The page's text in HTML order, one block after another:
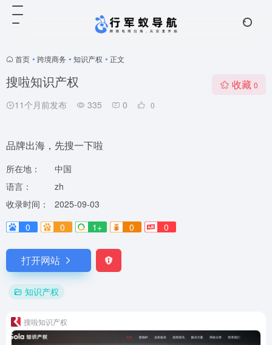
首页 • 跨境商务 • 知识产权 • 正文
搜啦知识产权
11个月前发布 335 0 0
收藏 0
品牌出海，先搜一下啦
所在地：
中国
语言：
zh
收录时间：
2025-09-03
0
0 1+ 0 0
打开网站
知识产权
搜啦知识产权